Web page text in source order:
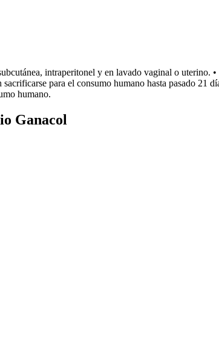
intraperitonel y en lavado vaginal o
para el consumo humano hasta pasado 21
humano.
Ganacol